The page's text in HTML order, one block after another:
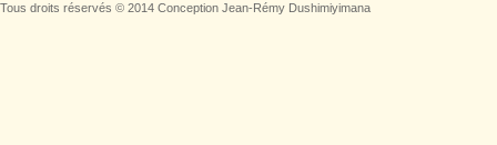
Tous droits réservés © 2014 Conception Jean-Rémy Dushimiyimana